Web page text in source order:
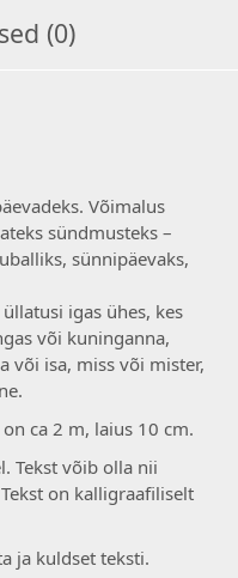
(0)
Võimalus
sündmusteks –
sünnipäevaks,
igas ühes, kes
või kuninganna,
või isa, miss või mister,
ca 2 m, laius 10 cm.
Tekst võib olla nii
on kalligraafiliselt
ja kuldset teksti.